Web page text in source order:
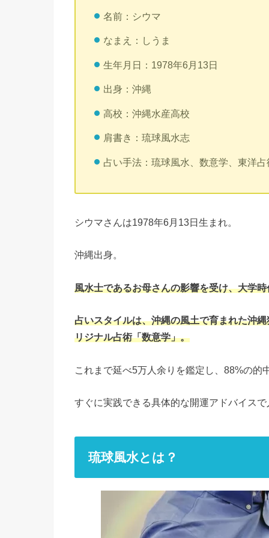
名前：シウマ
なまえ：しうま
生年月日：1978年6月13日
出身：沖縄
高校：沖縄水産高校
肩書き：琉球風水志
占い手法：琉球風水、数意学、東洋
シウマさんは1978年6月13日生まれ。
沖縄出身。
風水士であるお母さんの影響を受け、大学
占いスタイルは、沖縄の風土で育まれた沖
リジナル占術「数意学」。
これまで延べ5万人余りを鑑定し、88%の
すぐに実践できる具体的な開運アドバイス
琉球風水とは？